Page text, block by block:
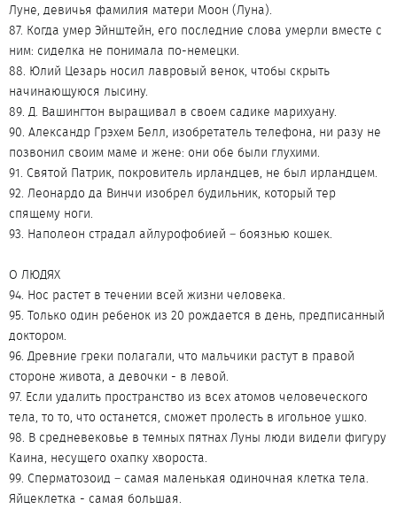
Луне, девичья фамилия матери Моон (Луна).
87. Когда умер Эйнштейн, его последние слова умерли вместе с
ним: сиделка не понимала по-немецки.
88. Юлий Цезарь носил лавровый венок, чтобы скрыть
начинающуюся лысину.
89. Д. Вашингтон выращивал в своем садике марихуану.
90. Александр Грэхем Белл, изобретатель телефона, ни разу не
позвонил своим маме и жене: они обе были глухими.
91. Святой Патрик, покровитель ирландцев, не был ирландцем.
92. Леонардо да Винчи изобрел будильник, который тер
спящему ноги.
93. Наполеон страдал айлурофобией – боязнью кошек.
О ЛЮДЯХ
94. Нос растет в течении всей жизни человека.
95. Только один ребенок из 20 рождается в день, предписанный
доктором.
96. Древние греки полагали, что мальчики растут в правой
стороне живота, а девочки - в левой.
97. Если удалить пространство из всех атомов человеческого
тела, то то, что останется, сможет пролесть в игольное ушко.
98. В средневековье в темных пятнах Луны люди видели фигуру
Каина, несущего охапку хвороста.
99. Сперматозоид – самая маленькая одиночная клетка тела.
Яйцеклетка - самая большая.